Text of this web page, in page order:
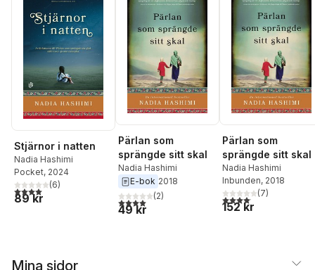
Stjärnor i natten
Nadia Hashimi
Pocket, 2024
4,0utav 5 stjärnor. Totalt antal röster:
(6)
89 kr
Pärlan som
sprängde sitt skal
Nadia Hashimi
E-bok 2018
4,0utav 5 stjärnor. Totalt antal röster:
(2)
49 kr
Pärlan som
sprängde sitt skal
Nadia Hashimi
Inbunden, 2018
4,1utav 5 stjärnor.
(7)
152 kr
Mina sidor